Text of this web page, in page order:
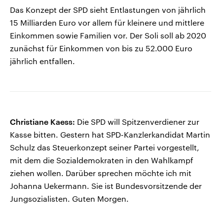
Das Konzept der SPD sieht Entlastungen von jährlich
15 Milliarden Euro vor allem für kleinere und mittlere
Einkommen sowie Familien vor. Der Soli soll ab 2020
zunächst für Einkommen von bis zu 52.000 Euro
jährlich entfallen.
Christiane Kaess: Die SPD will Spitzenverdiener zur
Kasse bitten. Gestern hat SPD-Kanzlerkandidat Martin
Schulz das Steuerkonzept seiner Partei vorgestellt,
mit dem die Sozialdemokraten in den Wahlkampf
ziehen wollen. Darüber sprechen möchte ich mit
Johanna Uekermann. Sie ist Bundesvorsitzende der
Jungsozialisten. Guten Morgen.